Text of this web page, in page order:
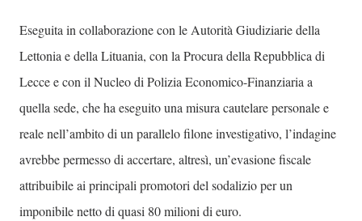
Eseguita in collaborazione con le Autorità Giudiziarie della
Lettonia e della Lituania, con la Procura della Repubblica di
Lecce e con il Nucleo di Polizia Economico-Finanziaria a
quella sede, che ha eseguito una misura cautelare personale e
reale nell’ambito di un parallelo filone investigativo, l’indagine
avrebbe permesso di accertare, altresì, un’evasione fiscale
attribuibile ai principali promotori del sodalizio per un
imponibile netto di quasi 80 milioni di euro.